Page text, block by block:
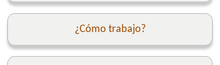
¿Cómo trabajo?